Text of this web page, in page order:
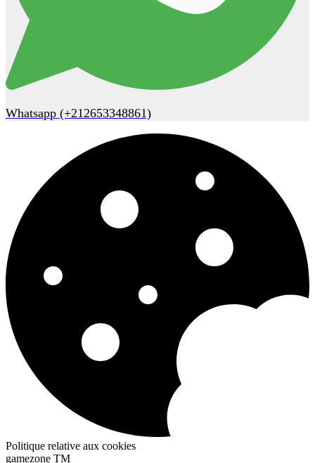
Whatsapp (+212653348861)
Politique relative aux cookies
gamezone TM